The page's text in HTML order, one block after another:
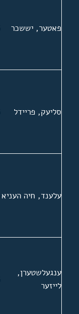
פאטער, יששכר
סליעק, פריידל
עלענד, חיה העניא
ענגעלשטערן,
לייזער